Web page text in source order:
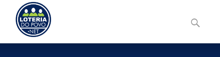
to
content
por: